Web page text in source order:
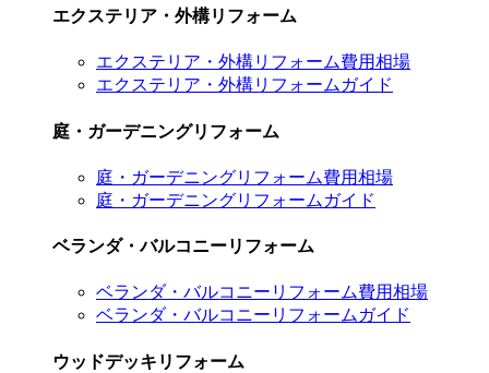
エクステリア・外構リフォーム
エクステリア・外構リフォーム費用相場
エクステリア・外構リフォームガイド
庭・ガーデニングリフォーム
庭・ガーデニングリフォーム費用相場
庭・ガーデニングリフォームガイド
ベランダ・バルコニーリフォーム
ベランダ・バルコニーリフォーム費用相場
ベランダ・バルコニーリフォームガイド
ウッドデッキリフォーム